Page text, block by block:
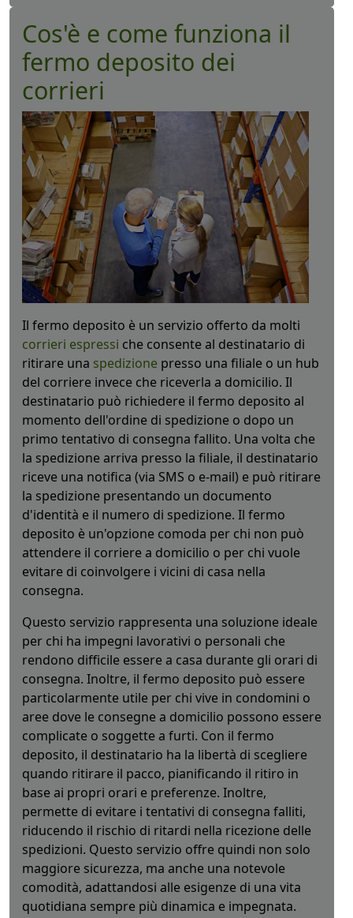
Cos'è e come funziona il
fermo deposito dei
corrieri
Il fermo deposito è un servizio offerto da molti
corrieri espressi che consente al destinatario di
ritirare una spedizione presso una filiale o un hub
del corriere invece che riceverla a domicilio. Il
destinatario può richiedere il fermo deposito al
momento dell'ordine di spedizione o dopo un
primo tentativo di consegna fallito. Una volta che
la spedizione arriva presso la filiale, il destinatario
riceve una notifica (via SMS o e-mail) e può ritirare
la spedizione presentando un documento
d'identità e il numero di spedizione. Il fermo
deposito è un'opzione comoda per chi non può
attendere il corriere a domicilio o per chi vuole
evitare di coinvolgere i vicini di casa nella
consegna.
Questo servizio rappresenta una soluzione ideale
per chi ha impegni lavorativi o personali che
rendono difficile essere a casa durante gli orari di
consegna. Inoltre, il fermo deposito può essere
particolarmente utile per chi vive in condomini o
aree dove le consegne a domicilio possono essere
complicate o soggette a furti. Con il fermo
deposito, il destinatario ha la libertà di scegliere
quando ritirare il pacco, pianificando il ritiro in
base ai propri orari e preferenze. Inoltre,
permette di evitare i tentativi di consegna falliti,
riducendo il rischio di ritardi nella ricezione delle
spedizioni. Questo servizio offre quindi non solo
maggiore sicurezza, ma anche una notevole
comodità, adattandosi alle esigenze di una vita
quotidiana sempre più dinamica e impegnata.